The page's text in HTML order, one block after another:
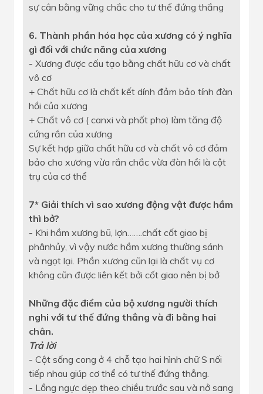
sự cân bằng vững chắc cho tư thế đứng thắng
6. Thành phần hóa học của xương có ý nghĩa
gì đối với chức năng của xương
- Xương được cấu tạo bằng chất hữu cơ và chất
vô cơ
+ Chất hữu cơ là chất kết dính đảm bảo tính đàn
hồi của xương
+ Chất vô cơ ( canxi và phốt pho) làm tăng độ
cứng rắn của xương
Sự kết hợp giữa chất hữu cơ và chất vô cơ đảm
bảo cho xương vừa rắn chắc vừa đàn hồi là cột
trụ của cơ thể
7* Giải thích vì sao xương động vật được hầm
thì bở?
- Khi hầm xương bũ, lợn…….chất cốt giao bị
phânhủy, vì vậy nước hầm xương thường sánh
và ngọt lại. Phần xương cũn lại là chất vụ cơ
không cũn được liên kết bởi cốt giao nên bị bở
Những đặc điểm của bộ xương người thích
nghi với tư thế đứng thẳng và đi bằng hai
chân.
Trả lời
- Cột sống cong ở 4 chỗ tạo hai hình chữ S nối
tiếp nhau giúp cơ thể có tư thế đứng thẳng.
- Lồng ngực dẹp theo chiều trước sau và nở sang